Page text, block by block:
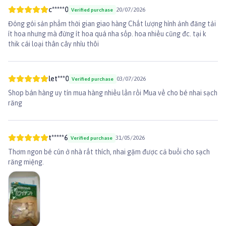
c*****0 Verified purchase 20/07/2026
Đóng gói sản phẩm thời gian giao hàng Chất lượng hình ảnh đăng tải
ít hoa nhưng mà đừng ít hoa quá nha sốp. hoa nhiều cũng đc. tại k
thik cái loại thân cây nhìu thôi
let***0 Verified purchase 03/07/2026
Shop bán hàng uy tín mua hàng nhiều lần rồi Mua về cho bé nhai sạch
răng
t*****6 Verified purchase 31/05/2026
Thơm ngon bé cún ở nhà rất thích, nhai gặm được cả buổi cho sạch
răng miệng.